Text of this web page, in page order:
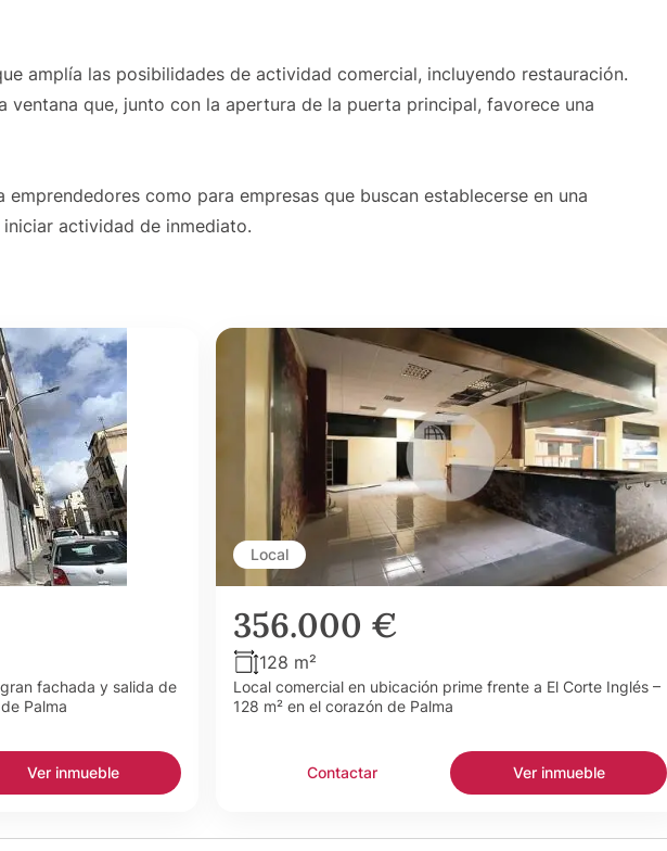
amplía las posibilidades de actividad comercial, incluyendo restauración.
ventana que, junto con la apertura de la puerta principal, favorece una
como para empresas que buscan establecerse en una
actividad de inmediato.
fachada y salida de
Palma
Ver inmueble
Local
356.000 €
128 m²
Local comercial en ubicación prime frente a El Corte Inglés –
128 m² en el corazón de Palma
Contactar Ver inmueble